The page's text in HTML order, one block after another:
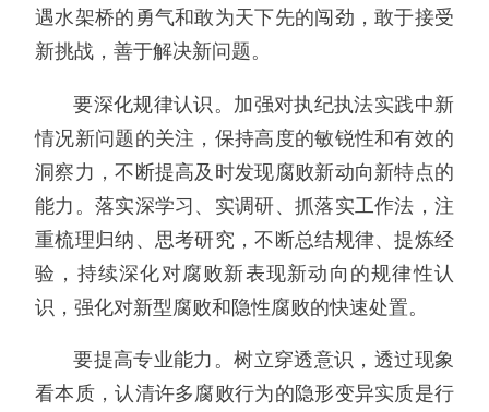
遇水架桥的勇气和敢为天下先的闯劲，敢于接受
新挑战，善于解决新问题。
要深化规律认识。加强对执纪执法实践中新
情况新问题的关注，保持高度的敏锐性和有效的
洞察力，不断提高及时发现腐败新动向新特点的
能力。落实深学习、实调研、抓落实工作法，注
重梳理归纳、思考研究，不断总结规律、提炼经
验，持续深化对腐败新表现新动向的规律性认
识，强化对新型腐败和隐性腐败的快速处置。
要提高专业能力。树立穿透意识，透过现象
看本质，认清许多腐败行为的隐形变异实质是行